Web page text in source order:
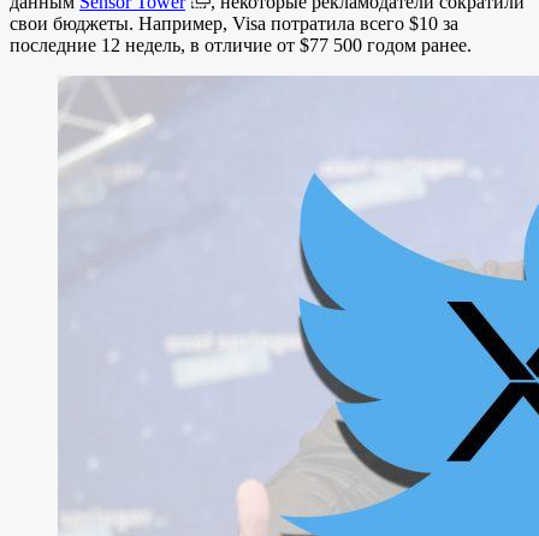
свои бюджеты. Например, Visa потратила всего $10 за
последние 12 недель, в отличие от $77 500 годом ранее.